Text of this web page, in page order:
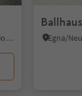
Tiso/Teis, Villnöss/Funes, Dolomites Region Lüsen Villnöss
Ballhaus